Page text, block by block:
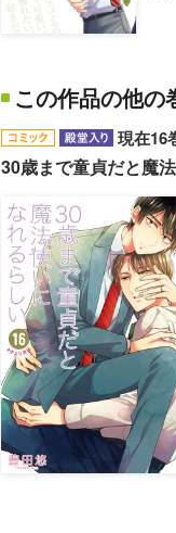
この作品の他の
現在16
30歳まで童貞だと魔